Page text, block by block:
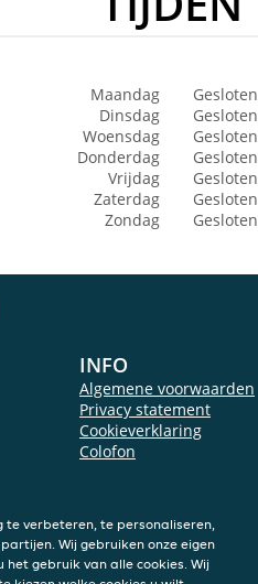
Maandag
Gesloten
Dinsdag
Gesloten
Woensdag
Gesloten
Donderdag
Gesloten
Vrijdag
Gesloten
Zaterdag
Gesloten
Zondag
Gesloten
INFO
Algemene voorwaarden
Privacy statement
Cookieverklaring
Colofon
te verbeteren, te personaliseren,
Wij gebruiken onze eigen
gebruik van alle cookies. Wij